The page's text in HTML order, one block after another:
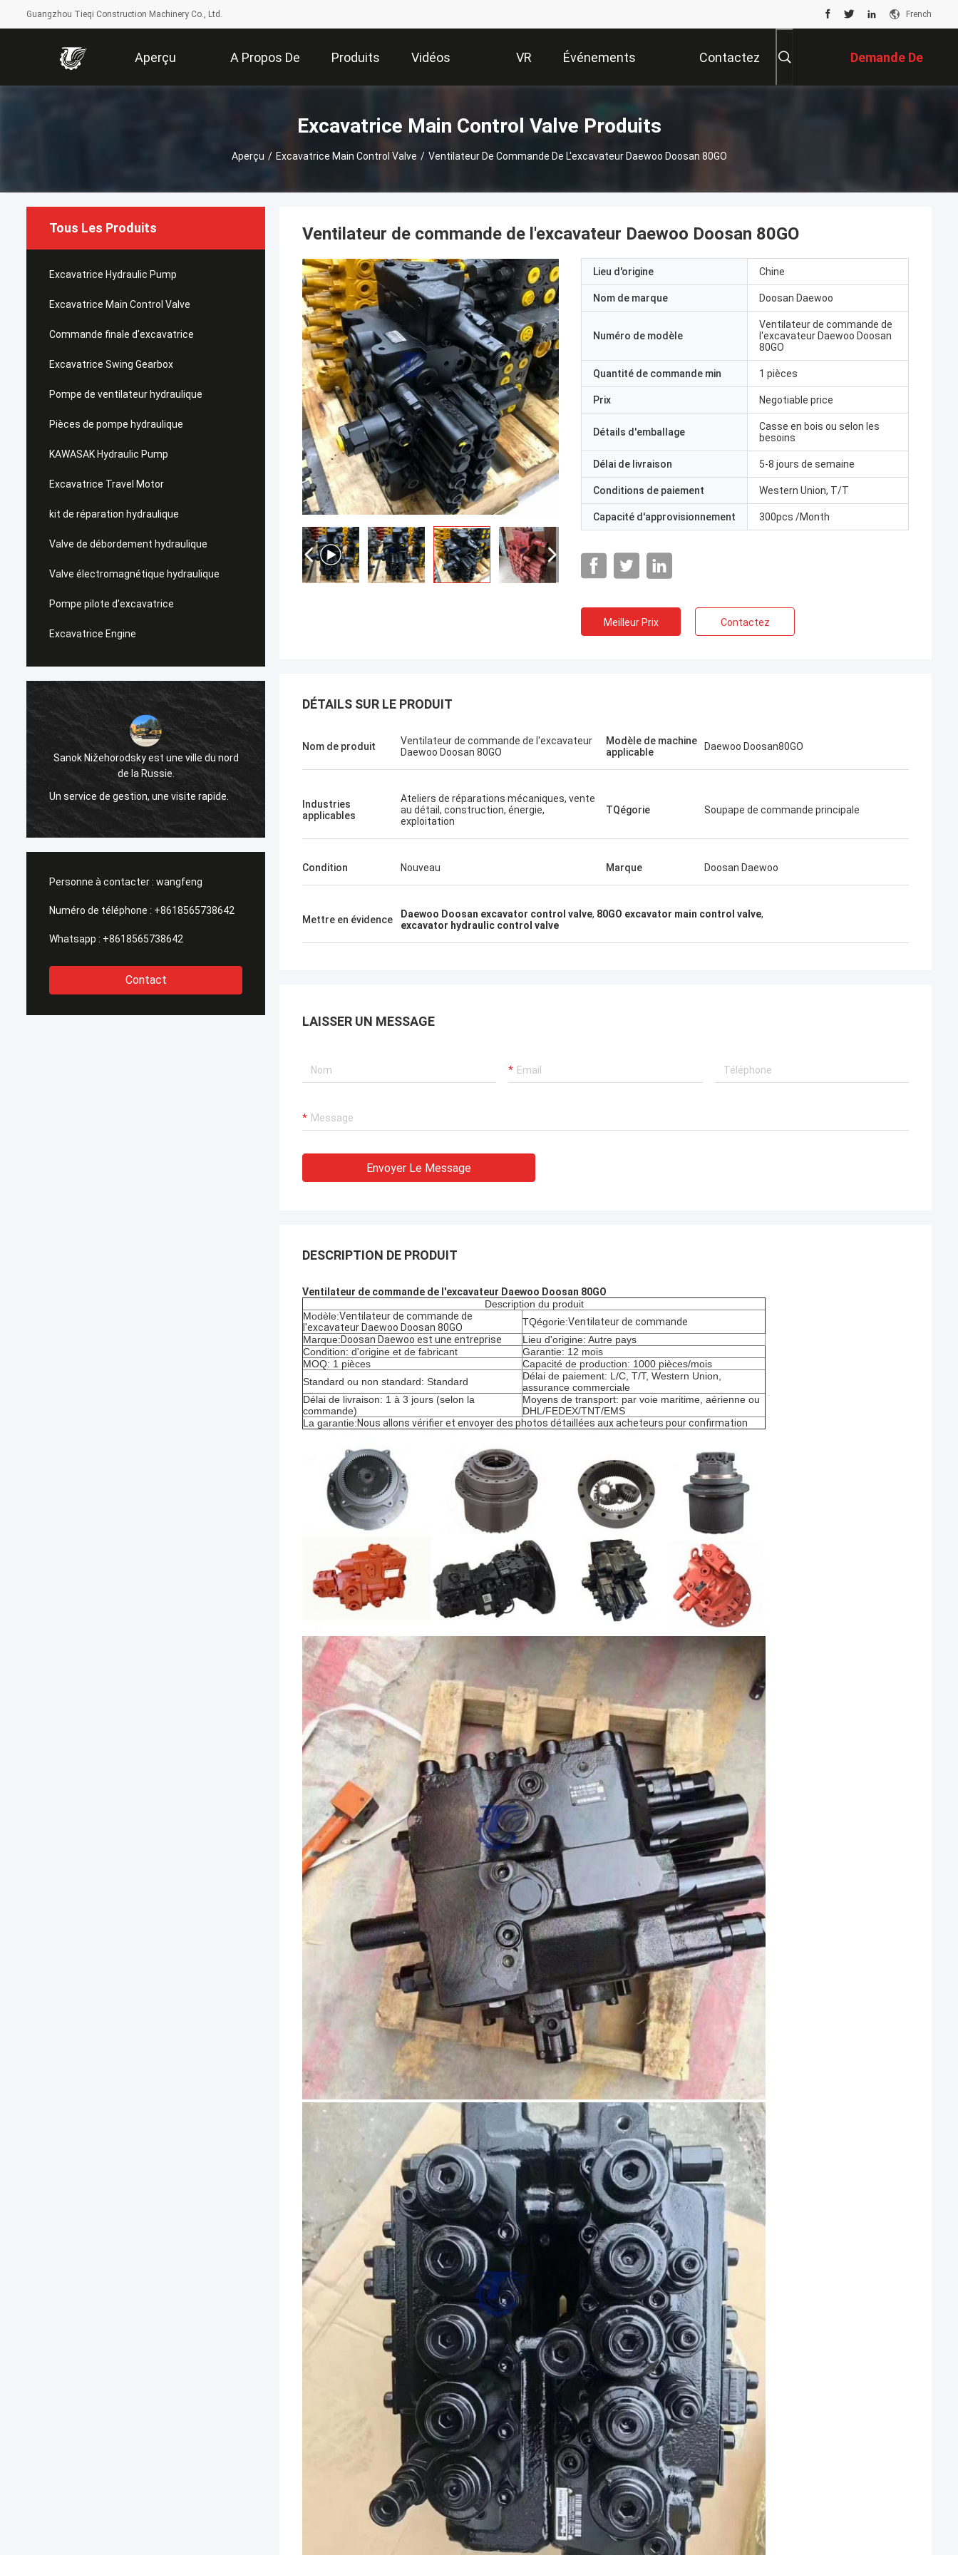
Guangzhou Tieqi Construction Machinery Co., Ltd. French
Aperçu A Propos De
Nous
Produits Vidéos VR
Show
Événements Contactez Demande De
Soumission
Excavatrice Main Control Valve Produits
Aperçu / Excavatrice Main Control Valve / Ventilateur De Commande De L'excavateur Daewoo Doosan 80GO
Tous Les Produits
Excavatrice Hydraulic Pump
Excavatrice Main Control Valve
Commande finale d'excavatrice
Excavatrice Swing Gearbox
Pompe de ventilateur hydraulique
Pièces de pompe hydraulique
KAWASAK Hydraulic Pump
Excavatrice Travel Motor
kit de réparation hydraulique
Valve de débordement hydraulique
Valve électromagnétique hydraulique
Pompe pilote d'excavatrice
Excavatrice Engine
Sanok Nižehorodsky est une ville du nord
de la Russie.
Un service de gestion, une visite rapide.
Jose
service et conseils amicaux, livraison
rapide. Très bon prix. Je veux commander
Personne à contacter : wangfeng
Numéro de téléphone : +8618565738642
Whatsapp : +8618565738642
Contact
Ventilateur de commande de l'excavateur Daewoo Doosan 80GO
Lieu d'origine Chine
Nom de marque Doosan Daewoo
Numéro de modèle
Ventilateur de commande de
l'excavateur Daewoo Doosan
80GO
Quantité de commande min 1 pièces
Prix Negotiable price
Détails d'emballage
Casse en bois ou selon les
besoins
Délai de livraison 5-8 jours de semaine
Conditions de paiement Western Union, T/T
Capacité d'approvisionnement 300pcs /Month
Meilleur Prix Contactez
DÉTAILS SUR LE PRODUIT
Nom de produit
Ventilateur de commande de l'excavateur
Daewoo Doosan 80GO
Modèle de machine
applicable
Daewoo Doosan80GO
Industries
applicables
Ateliers de réparations mécaniques, vente
au détail, construction, énergie,
exploitation
TQégorie Soupape de commande principale
Condition Nouveau Marque Doosan Daewoo
Mettre en évidence Daewoo Doosan excavator control valve, 80GO excavator main control valve,
excavator hydraulic control valve
LAISSER UN MESSAGE
Envoyer Le Message
DESCRIPTION DE PRODUIT
Ventilateur de commande de l'excavateur Daewoo Doosan 80GO
Description du produit
Modèle:Ventilateur de commande de
l'excavateur Daewoo Doosan 80GO
TQégorie:Ventilateur de commande
Marque:Doosan Daewoo est une entreprise
Lieu d'origine: Autre pays
Condition: d'origine et de fabricant
Garantie: 12 mois
MOQ: 1 pièces
Capacité de production: 1000 pièces/mois
Standard ou non standard: Standard
Délai de paiement: L/C, T/T, Western Union,
assurance commerciale
Délai de livraison: 1 à 3 jours (selon la
commande)
Moyens de transport: par voie maritime, aérienne ou
DHL/FEDEX/TNT/EMS
La garantie:Nous allons vérifier et envoyer des photos détaillées aux acheteurs pour confirmation